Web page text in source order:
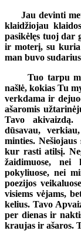
Jau devinti
klaidžiojau
pasikėlęs tuoj dar
ir moterį, su kuria
man buvo
Tuo tarpu
našlė, kokias Tu
verkdama ir
ašaromis
Tavo akivaizdą.
dūsavau,
minties.
kur rasti atilsį.
žaidimuose, nei
pokyliuose, nei
poezijos
visiems vėjams,
kelius. Tavo
per dienas ir
kraujas ir ašaros.